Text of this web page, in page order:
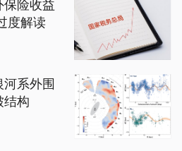
险收益
度解读
系外围
结构